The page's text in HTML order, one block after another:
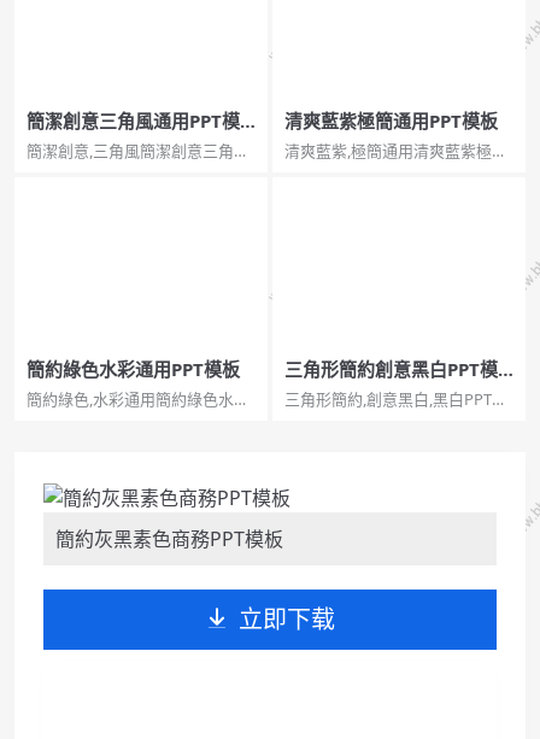
簡潔創意三角風通用PPT模
板
簡潔創意,三角風簡潔創意三角風
清爽藍紫極簡通用PPT模板
清爽藍紫,極簡通用清爽藍紫極簡
簡約綠色水彩通用PPT模板
簡約綠色,水彩通用簡約綠色水彩
三角形簡約創意黑白PPT模
板
三角形簡約,創意黑白,黑白PPT三
簡約灰黑素色商務PPT模板
立即下载